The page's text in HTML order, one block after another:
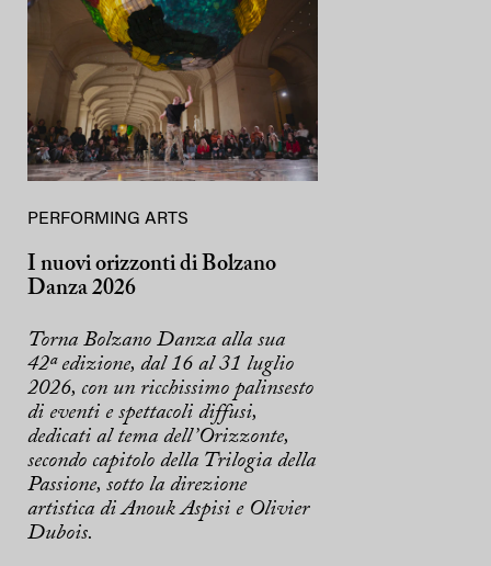
PERFORMING ARTS
I nuovi orizzonti di Bolzano
Danza 2026
Torna Bolzano Danza alla sua
42ª edizione, dal 16 al 31 luglio
2026, con un ricchissimo palinsesto
di eventi e spettacoli diffusi,
dedicati al tema dell’Orizzonte,
secondo capitolo della Trilogia della
Passione, sotto la direzione
artistica di Anouk Aspisi e Olivier
Dubois.